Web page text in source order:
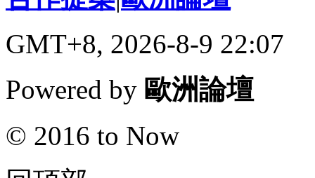
GMT+8, 2026-8-9 22:07
Powered by 歐洲論壇
© 2016 to Now